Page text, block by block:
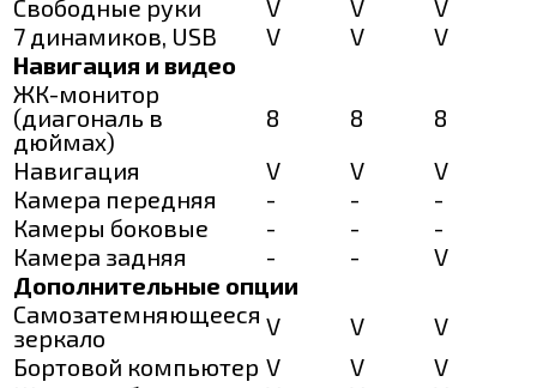
Свободные руки
V V
V
7 динамиков, USB
V V
V
Навигация и видео
ЖК-монитор
(диагональ в
дюймах)
8 8
8
Навигация
V V
V
Камера передняя
- -
-
Камеры боковые
- -
-
Камера задняя
- -
V
Дополнительные опции
Самозатемняющееся
зеркало
V V
V
Бортовой компьютер V V
V